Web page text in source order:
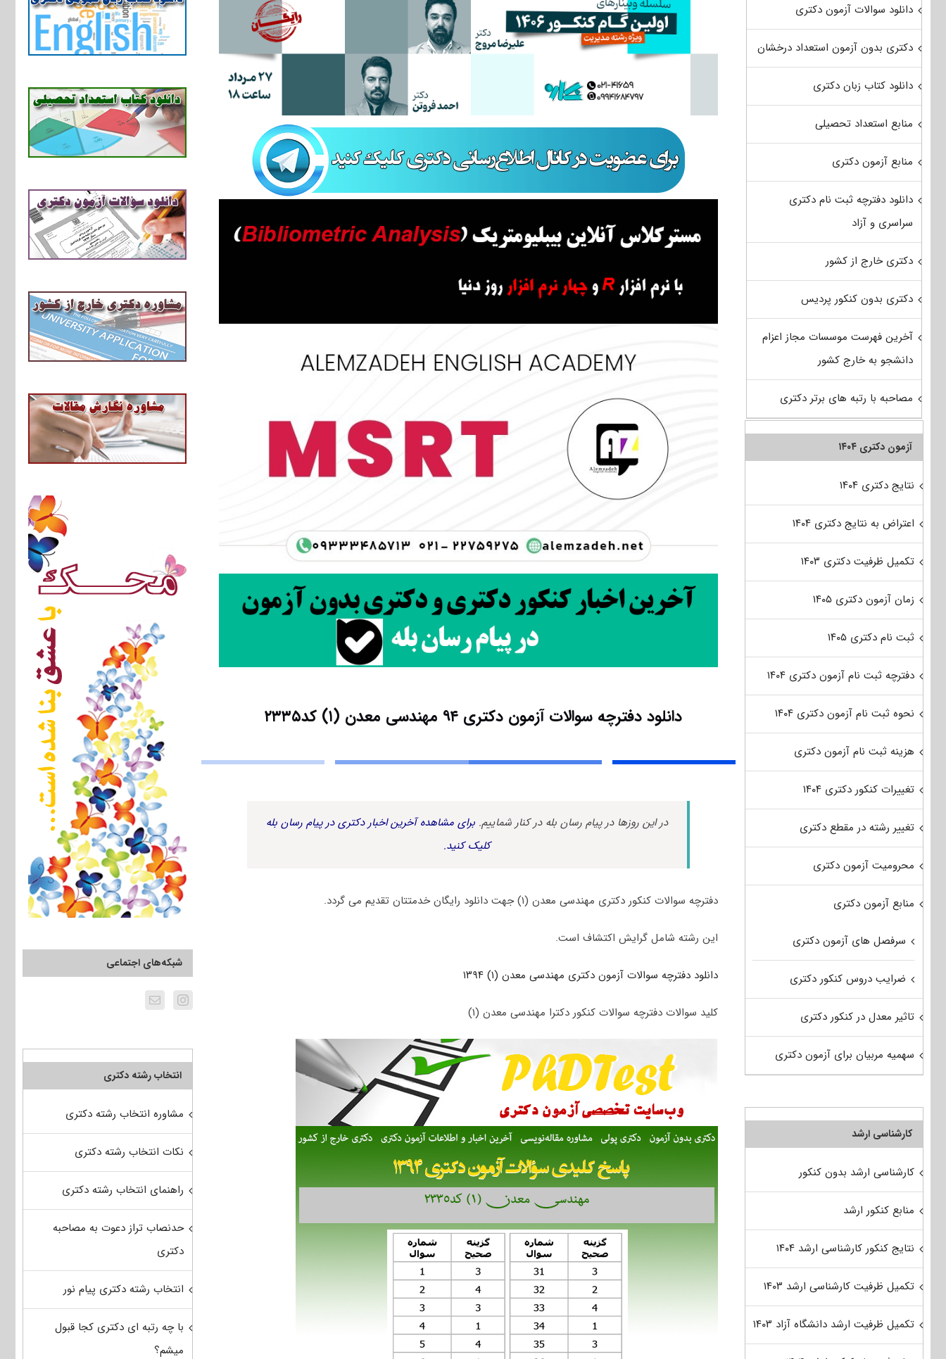
دانلود دفترچه سوالات آزمون دکتری ۹۴ مهندسی معدن (۱) کد۲۳۳۵
در این روزها در پیام رسان بله در کنار شماییم. برای مشاهده آخرین اخبار دکتری در پیام رسان بله
کلیک کنید.
دفترچه سوالات کنکور دکتری مهندسی معدن (۱) جهت دانلود رایگان خدمتتان تقدیم می گردد.
این رشته شامل گرایش اکتشاف است.
دانلود دفترچه سوالات آزمون دکتری مهندسی معدن (۱) ۱۳۹۴
کلید سوالات دفترچه سوالات کنکور دکترا مهندسی معدن (۱)
شبکه‌های اجتماعی
انتخاب رشته دکتری
مشاوره انتخاب رشته دکتری
نکات انتخاب رشته دکتری
راهنمای انتخاب رشته دکتری
حدنصاب تراز دعوت به مصاحبه
دکتری
انتخاب رشته دکتری پیام نور
با چه رتبه ای دکتری کجا قبول
میشم؟
دانلود سوالات آزمون دکتری
دکتری بدون آزمون استعداد درخشان
دانلود کتاب زبان دکتری
منابع استعداد تحصیلی
منابع آزمون دکتری
دانلود دفترچه ثبت نام دکتری
سراسری و آزاد
دکتری خارج از کشور
دکتری بدون کنکور پردیس
آخرین فهرست موسسات مجاز اعزام
دانشجو به خارج کشور
مصاحبه با رتبه های برتر دکتری
آزمون دکتری ۱۴۰۴
نتایج دکتری ۱۴۰۴
اعتراض به نتایج دکتری ۱۴۰۴
تکمیل ظرفیت دکتری ۱۴۰۳
زمان آزمون دکتری ۱۴۰۵
ثبت نام دکتری ۱۴۰۵
دفترچه ثبت نام آزمون دکتری ۱۴۰۴
نحوه ثبت نام آزمون دکتری ۱۴۰۴
هزینه ثبت نام آزمون دکتری
تغییرات کنکور دکتری ۱۴۰۴
تغییر رشته در مقطع دکتری
محرومیت آزمون دکتری
منابع آزمون دکتری
سرفصل های آزمون دکتری
ضرایب دروس کنکور دکتری
تاثیر معدل در کنکور دکتری
سهمیه مربیان برای آزمون دکتری
کارشناسی ارشد
کارشناسی ارشد بدون کنکور
منابع کنکور ارشد
نتایج کنکور کارشناسی ارشد ۱۴۰۴
تکمیل ظرفیت کارشناسی ارشد ۱۴۰۳
تکمیل ظرفیت ارشد دانشگاه آزاد ۱۴۰۳